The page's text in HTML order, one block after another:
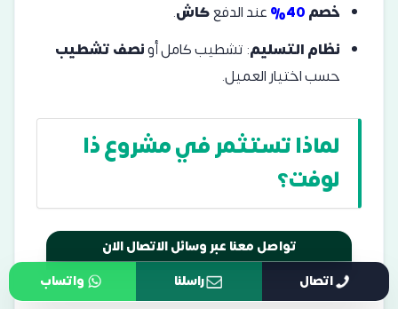
خصم40% عند الدفعكاش.
نظام التسليم: تشطيب كامل أونصف تشطيب
حسب اختيار العميل.
لماذا تستثمر في مشروع ذا
لوفت؟
تواصل معنا عبر وسائل الاتصال الان
اتصال
راسلنا واتساب